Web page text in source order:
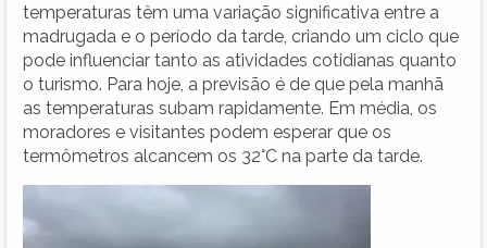
temperaturas têm uma variação significativa entre a
madrugada e o período da tarde, criando um ciclo que
pode influenciar tanto as atividades cotidianas quanto
o turismo. Para hoje, a previsão é de que pela manhã
as temperaturas subam rapidamente. Em média, os
moradores e visitantes podem esperar que os
termômetros alcancem os 32°C na parte da tarde.